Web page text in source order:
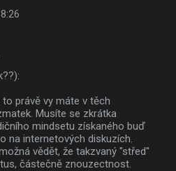
právě vy máte v těch
Musíte se zkrátka
mindsetu získaného buď
na internetových diskuzích.
vědět, že takzvaný "střed"
částečně znouzectnost.